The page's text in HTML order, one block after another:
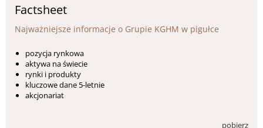
Factsheet
Najważniejsze informacje o Grupie KGHM w pigułce
pozycja rynkowa
aktywa na świecie
rynki i produkty
kluczowe dane 5-letnie
akcjonariat
pobierz